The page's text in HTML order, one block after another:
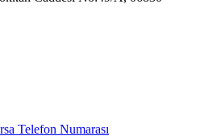
Telefon Numarası